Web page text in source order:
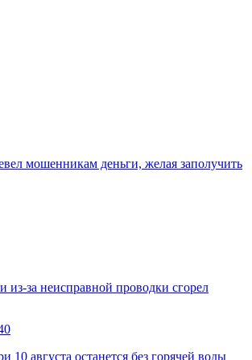
мошенникам деньги, желая заполучить
из-за неисправной проводки сгорел
10 августа останется без горячей воды